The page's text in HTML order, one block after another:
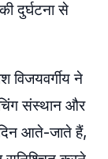
दुर्घटना से
विजयवर्गीय ने
संस्थान और
आते-जाते हैं,